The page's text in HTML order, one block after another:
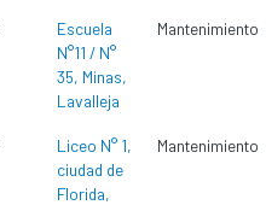
Escuela
N°11 / N°
35, Minas,
Lavalleja
Mantenimiento
Liceo N° 1,
ciudad de
Florida,
Mantenimiento